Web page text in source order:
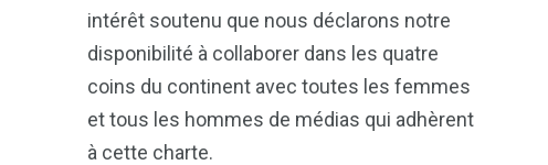
intérêt soutenu que nous déclarons notre
disponibilité à collaborer dans les quatre
coins du continent avec toutes les femmes
et tous les hommes de médias qui adhèrent
à cette charte.